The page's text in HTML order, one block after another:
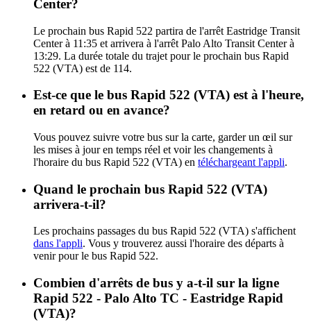
Center?
Le prochain bus Rapid 522 partira de l'arrêt Eastridge Transit
Center à 11:35 et arrivera à l'arrêt Palo Alto Transit Center à
13:29. La durée totale du trajet pour le prochain bus Rapid
522 (VTA) est de 114.
Est-ce que le bus Rapid 522 (VTA) est à l'heure,
en retard ou en avance?
Vous pouvez suivre votre bus sur la carte, garder un œil sur
les mises à jour en temps réel et voir les changements à
l'horaire du bus Rapid 522 (VTA) en téléchargeant l'appli.
Quand le prochain bus Rapid 522 (VTA)
arrivera-t-il?
Les prochains passages du bus Rapid 522 (VTA) s'affichent
dans l'appli. Vous y trouverez aussi l'horaire des départs à
venir pour le bus Rapid 522.
Combien d'arrêts de bus y a-t-il sur la ligne
Rapid 522 - Palo Alto TC - Eastridge Rapid
(VTA)?